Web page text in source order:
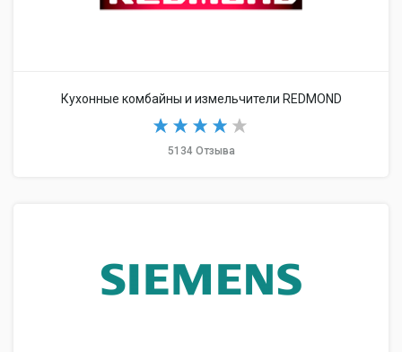
Кухонные комбайны и измельчители REDMOND
5134 Отзыва